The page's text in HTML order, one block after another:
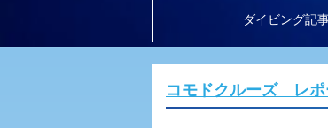
ダイビング記
コモドクルーズ レポ